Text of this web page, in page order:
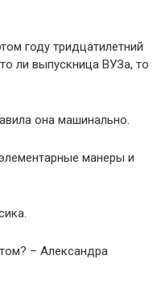
году тридцатилетний
ли выпускница ВУЗа, то
она машинально.
манеры и
– Александра